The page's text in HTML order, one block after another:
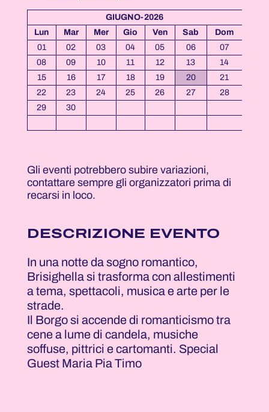
GIUGNO-2026
Lun
Mar Mer Gio Ven Sab
Dom
01
02 03 04 05 06
07
08
09 10 11 12 13
14
15
16 17 18 19 20
21
22
23 24 25 26 27
28
29
30
Gli eventi potrebbero subire variazioni,
contattare sempre gli organizzatori prima di
recarsi in loco.
DESCRIZIONE EVENTO
In una notte da sogno romantico,
Brisighella si trasforma con allestimenti
a tema, spettacoli, musica e arte per le
strade.
Il Borgo si accende di romanticismo tra
cene a lume di candela, musiche
soffuse, pittrici e cartomanti. Special
Guest Maria Pia Timo